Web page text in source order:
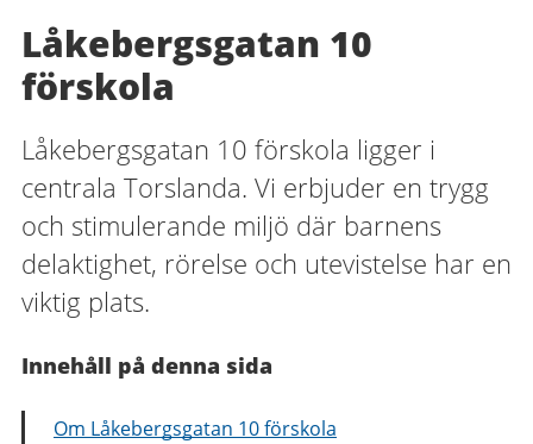
Låkebergsgatan 10
förskola
Låkebergsgatan 10 förskola ligger i
centrala Torslanda. Vi erbjuder en trygg
och stimulerande miljö där barnens
delaktighet, rörelse och utevistelse har en
viktig plats.
Innehåll på denna sida
Om Låkebergsgatan 10 förskola